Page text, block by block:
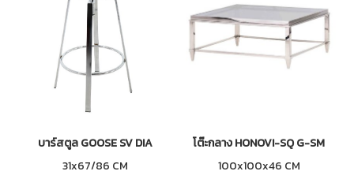
บาร์สตูล GOOSE SV DIA
31x67/86 CM
โต๊ะกลาง HONOVI-SQ G-SM
100x100x46 CM